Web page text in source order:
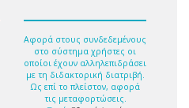
Αφορά στους συνδεδεμένους
στο σύστημα χρήστες οι
οποίοι έχουν αλληλεπιδράσει
με τη διδακτορική διατριβή.
Ως επί το πλείστον, αφορά
τις μεταφορτώσεις.